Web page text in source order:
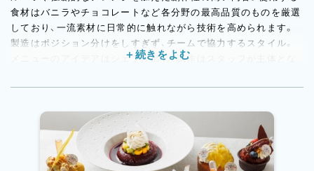
食材はバニラやチョコレートなど各分野の最高品質のものを厳選
しており、一流素材に日常的に触れながら技術を高められます。
製造はポジション分けをしすぎず、チームで協力するスタイル。
メニューのアイデアはシェフが出し、試作はスタッフが主体とな
す。
超えて全国各地のお客様と出会う経験はパティシエ・パン職人と
しての大きなキャリア資産になります。